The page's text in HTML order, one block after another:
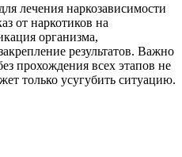
лечения наркозависимости
от наркотиков на
организма,
результатов. Важно
прохождения всех этапов не
только усугубить ситуацию.